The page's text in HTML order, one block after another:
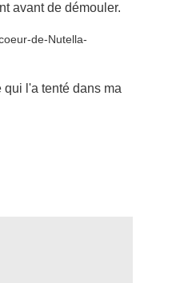
avant de démouler.
qui l'a tenté dans ma